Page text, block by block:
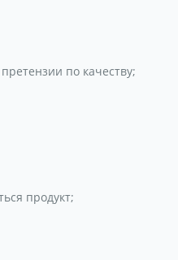
по качеству;
продукт;